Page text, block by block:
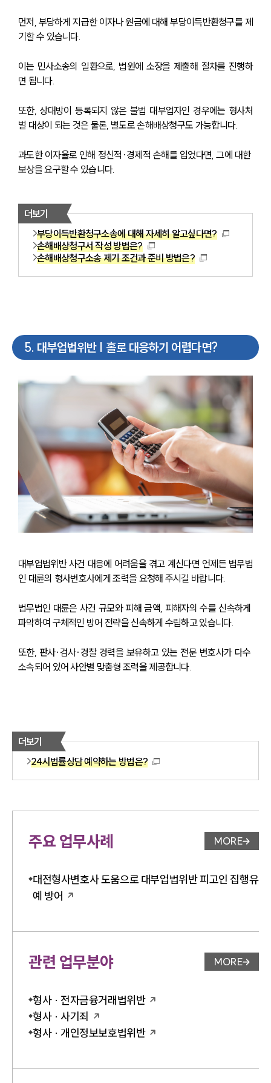
먼저, 부당하게 지급한 이자나 원금에 대해 부당이득반환청구를 제
기할 수 있습니다.
이는 민사소송의 일환으로, 법원에 소장을 제출해 절차를 진행하
면 됩니다.
또한, 상대방이 등록되지 않은 불법 대부업자인 경우에는 형사처
벌 대상이 되는 것은 물론, 별도로 손해배상청구도 가능합니다.
과도한 이자율로 인해 정신적·경제적 손해를 입었다면, 그에 대한
보상을 요구할 수 있습니다.
더보기
부당이득반환청구소송에 대해 자세히 알고싶다면?
손해배상청구서 작성 방법은?
손해배상청구소송 제기 조건과 준비 방법은?
5. 대부업법위반 | 홀로 대응하기 어렵다면?
대부업법위반 사건 대응에 어려움을 겪고 계신다면 언제든 법무법
인 대륜의 형사변호사에게 조력을 요청해 주시길 바랍니다.
법무법인 대륜은 사건 규모와 피해 금액, 피해자의 수를 신속하게
파악하여 구체적인 방어 전략을 신속하게 수립하고 있습니다.
또한, 판사·검사·경찰 경력을 보유하고 있는 전문 변호사가 다수
소속되어 있어 사안별 맞춤형 조력을 제공합니다.
더보기
24시법률상담 예약하는 방법은?
주요 업무사례 업무사례
MORE
대전형사변호사 도움으로 대부업법위반 피고인 집행유
예 방어
관련 업무분야 업무분야
MORE
형사 · 전자금융거래법위반
형사 · 사기죄
형사 · 개인정보보호법위반